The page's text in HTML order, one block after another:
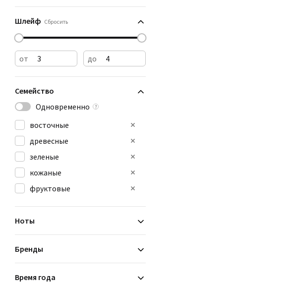
Шлейф Сбросить
от до
Семейство
Одновременно
?
восточные
древесные
зеленые
кожаные
фруктовые
Ноты
Бренды
Время года